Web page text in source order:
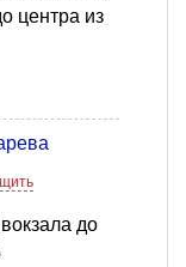
центра из
до